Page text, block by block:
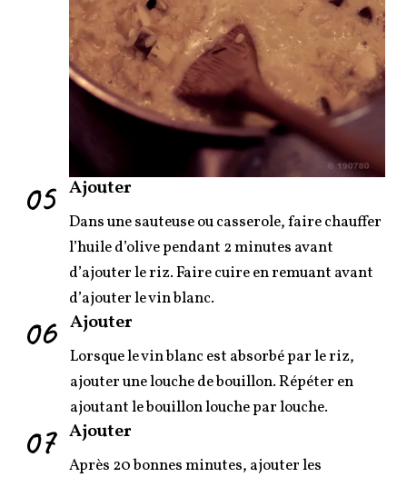
05 Ajouter
Dans une sauteuse ou casserole, faire chauffer
l’huile d’olive pendant 2 minutes avant
d’ajouter le riz. Faire cuire en remuant avant
d’ajouter le vin blanc.
06 Ajouter
Lorsque le vin blanc est absorbé par le riz,
ajouter une louche de bouillon. Répéter en
ajoutant le bouillon louche par louche.
07 Ajouter
Après 20 bonnes minutes, ajouter les